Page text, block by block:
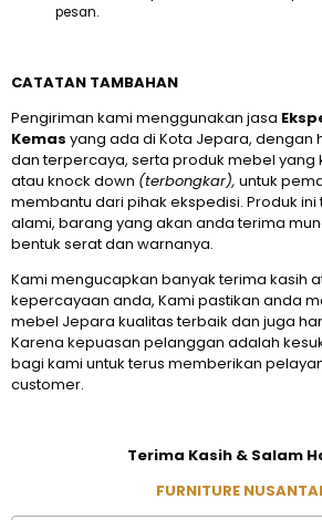
pesan.
CATATAN TAMBAHAN
Pengiriman kami menggunakan jasa
Kemas yang ada di Kota Jepara, dengan
dan terpercaya, serta produk mebel yang
atau knock down (terbongkar), untuk
membantu dari pihak ekspedisi. Produk
alami, barang yang akan anda terima
bentuk serat dan warnanya.
Kami mengucapkan banyak terima kasih
kepercayaan anda, Kami pastikan anda
mebel Jepara kualitas terbaik dan juga
Karena kepuasan pelanggan adalah
bagi kami untuk terus memberikan
customer.
Terima Kasih & Salam
FURNITURE